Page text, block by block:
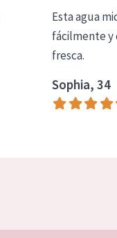
Esta agua
fácilmente y
fresca.
Sophia, 34